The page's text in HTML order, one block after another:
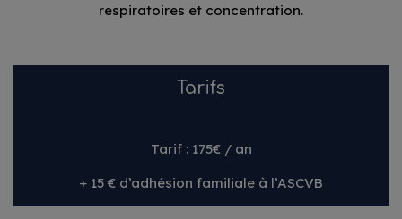
respiratoires et concentration.
Tarifs
Tarif : 175€ / an
+ 15 € d’adhésion familiale à l’ASCVB